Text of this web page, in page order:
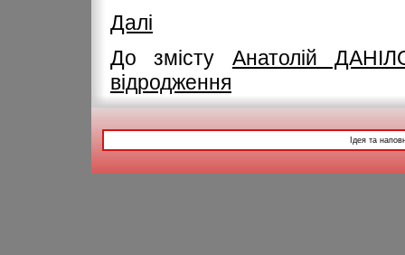
Далі
До змісту Анатолій
відродження
Ідея та